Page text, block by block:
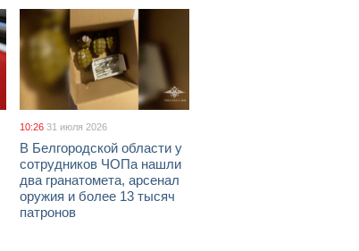
10:26 31 июля 2026
В Белгородской области у
сотрудников ЧОПа нашли
два гранатомета, арсенал
оружия и более 13 тысяч
патронов